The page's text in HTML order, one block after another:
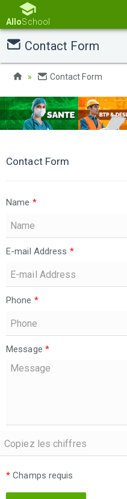
AlloSchool
Contact Form
Contact Form
Contact Form
Name *
E-mail Address *
Phone *
Message *
* Champs requis